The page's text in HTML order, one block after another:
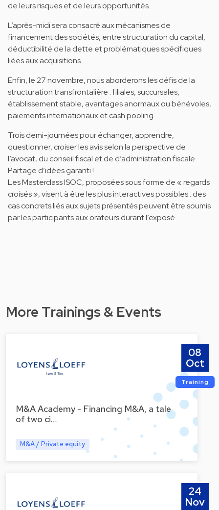
de leurs risques et de leurs opportunités.
L’après-midi sera consacré aux mécanismes de
financement des sociétés, entre structuration du capital,
déductibilité de la dette et problématiques spécifiques
liées aux acquisitions.
Enfin, le 27 novembre, nous aborderons les défis de la
structuration transfrontalière : filiales, succursales,
établissement stable, avantages anormaux ou bénévoles,
paiements internationaux et cash pooling.
Trois demi-journées pour échanger, apprendre,
questionner, croiser les avis selon la perspective de
l’avocat, du conseil fiscal et de d’administration fiscale.
Partage d’idées garanti !
Les Masterclass ISOC, proposées sous forme de « regards
croisés », visent à être les plus interactives possibles : des
cas concrets liés aux sujets présentés peuvent être soumis
par les participants aux orateurs durant l’exposé.
More Trainings & Events
M&A Academy - Financing M&A, a tale
of two ci…
M&A / Private equity
08
Oct
Training
24
Nov